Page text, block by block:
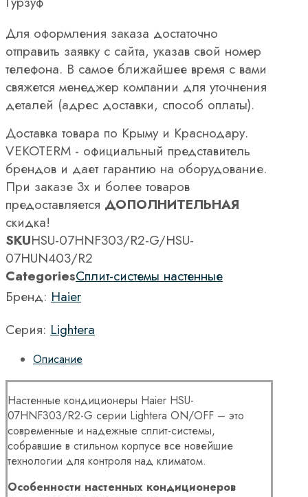
Для оформления заказа достаточно
отправить заявку с сайта, указав свой номер
телефона. В самое ближайшее время с вами
свяжется менеджер компании для уточнения
деталей (адрес доставки, способ оплаты).
Доставка товара по Крыму и Краснодару.
VEKOTERM - официальный представитель
брендов и дает гарантию на оборудование.
При заказе 3х и более товаров
предоставляется ДОПОЛНИТЕЛЬНАЯ
скидка!
SKUHSU-07HNF303/R2-G/HSU-
07HUN403/R2
CategoriesСплит-системы настенные
Бренд: Haier
Серия: Lightera
Описание
Настенные кондиционеры Haier HSU-
07HNF303/R2-G серии Lightera ON/OFF – это
современные и надежные сплит-системы,
собравшие в стильном корпусе все новейшие
технологии для контроля над климатом.
Особенности настенных кондиционеров